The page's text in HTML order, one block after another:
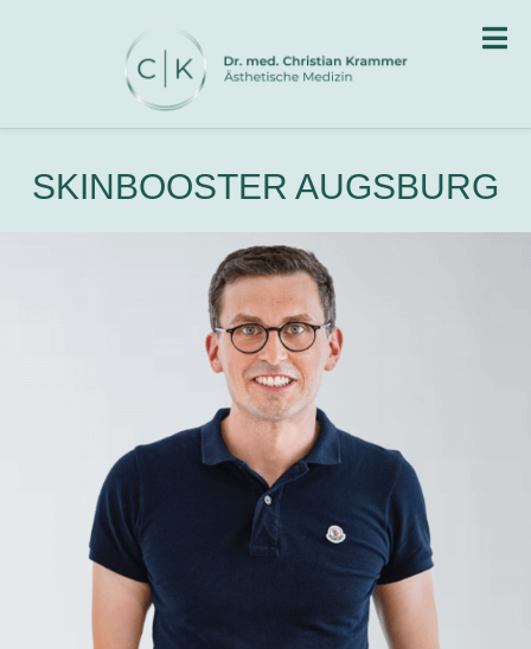
SKINBOOSTER AUGSBURG